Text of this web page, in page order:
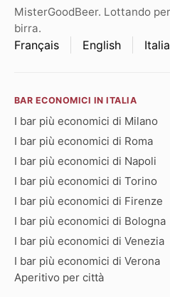
MisterGoodBeer. Lottando
birra.
Français English
BAR ECONOMICI IN ITALIA
I bar più economici di Milano
I bar più economici di Roma
I bar più economici di Napoli
I bar più economici di Torino
I bar più economici di Firenze
I bar più economici di Bologna
I bar più economici di Venezia
I bar più economici di Verona
Aperitivo per città